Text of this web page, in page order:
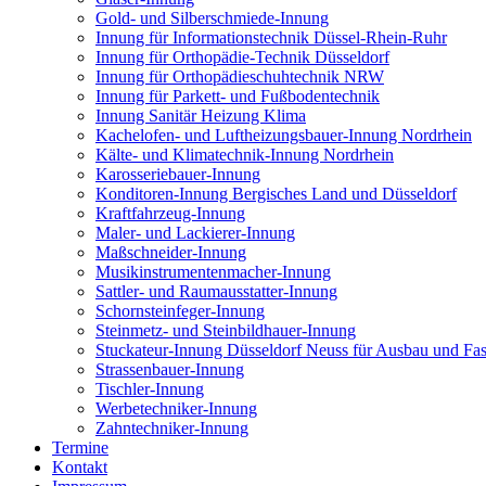
Gold- und Silberschmiede-Innung
Innung für Informationstechnik Düssel-Rhein-Ruhr
Innung für Orthopädie-Technik Düsseldorf
Innung für Orthopädieschuhtechnik NRW
Innung für Parkett- und Fußbodentechnik
Innung Sanitär Heizung Klima
Kachelofen- und Luftheizungsbauer-Innung Nordrhein
Kälte- und Klimatechnik-Innung Nordrhein
Karosseriebauer-Innung
Konditoren-Innung Bergisches Land und Düsseldorf
Kraftfahrzeug-Innung
Maler- und Lackierer-Innung
Maßschneider-Innung
Musikinstrumentenmacher-Innung
Sattler- und Raumausstatter-Innung
Schornsteinfeger-Innung
Steinmetz- und Steinbildhauer-Innung
Stuckateur-Innung Düsseldorf Neuss für Ausbau und
Strassenbauer-Innung
Tischler-Innung
Werbetechniker-Innung
Zahntechniker-Innung
Termine
Kontakt